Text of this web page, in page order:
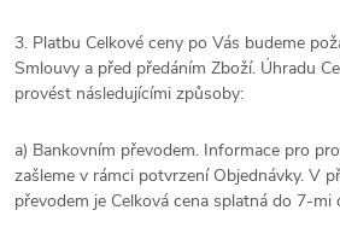
3. Platbu Celkové ceny po Vás budeme
Smlouvy a před předáním Zboží. Úhradu
provést následujícími způsoby:
a) Bankovním převodem. Informace pro
zašleme v rámci potvrzení Objednávky. V
převodem je Celková cena splatná do 7-mi